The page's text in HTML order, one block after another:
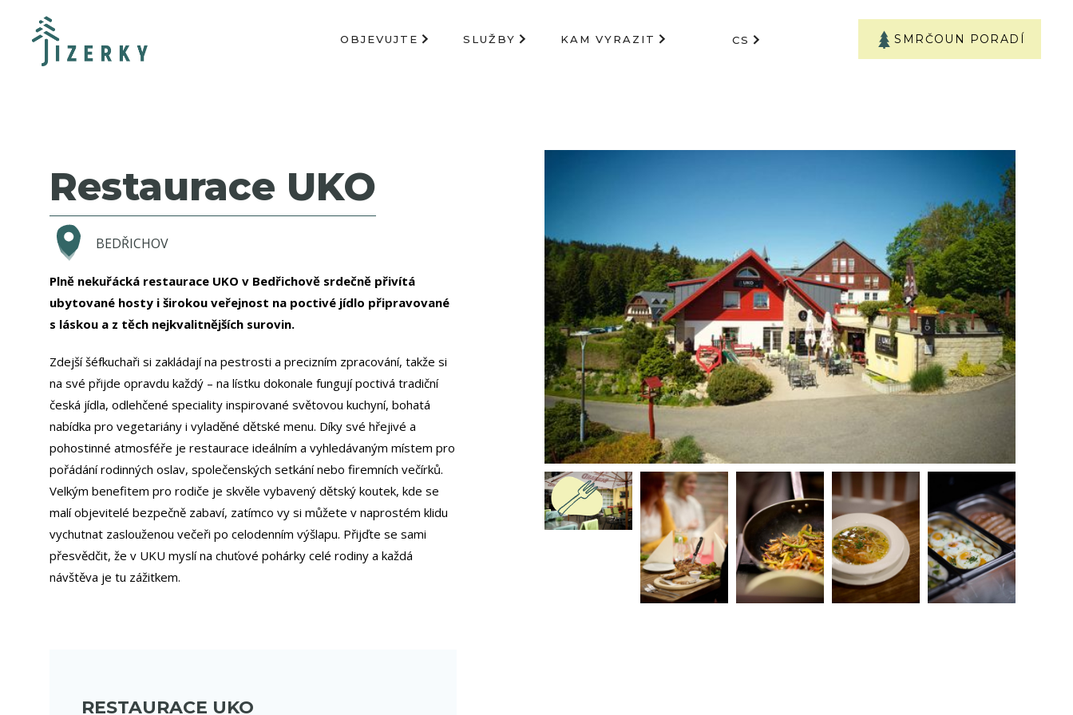
OBJEVUJTE SLUŽBY KAM VYRAZIT CS SMRČOUN PORADÍ
Restaurace UKO
BEDŘICHOV
Plně nekuřácká restaurace UKO v Bedřichově srdečně přivítá
ubytované hosty i širokou veřejnost na poctivé jídlo připravované
s láskou a z těch nejkvalitnějších surovin.
Zdejší šéfkuchaři si zakládají na pestrosti a precizním zpracování, takže si
na své přijde opravdu každý – na lístku dokonale fungují poctivá tradiční
česká jídla, odlehčené speciality inspirované světovou kuchyní, bohatá
nabídka pro vegetariány i vyladěné dětské menu. Díky své hřejivé a
pohostinné atmosféře je restaurace ideálním a vyhledávaným místem pro
pořádání rodinných oslav, společenských setkání nebo firemních večírků.
Velkým benefitem pro rodiče je skvěle vybavený dětský koutek, kde se
malí objevitelé bezpečně zabaví, zatímco vy si můžete v naprostém klidu
vychutnat zaslouženou večeři po celodenním výšlapu. Přijďte se sami
přesvědčit, že v UKU myslí na chuťové pohárky celé rodiny a každá
návštěva je tu zážitkem.
RESTAURACE UKO